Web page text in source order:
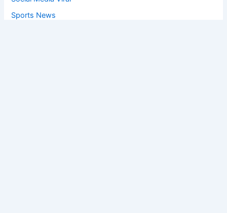
Sports News